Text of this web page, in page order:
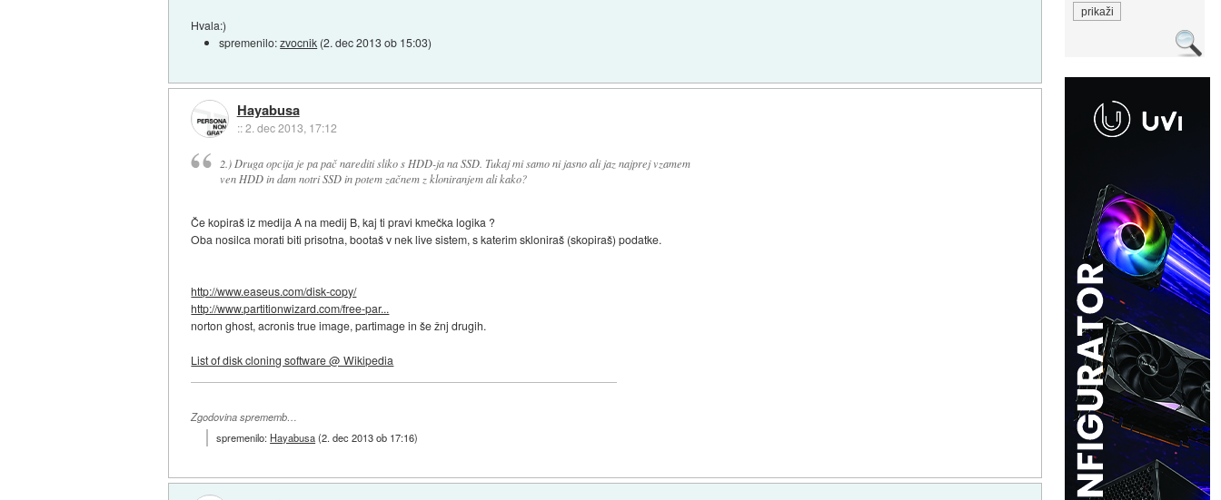
Hvala:)
spremenilo:zvocnik (2. dec 2013 ob 15:03)
Hayabusa
::2. dec 2013, 17:12
2.) Druga opcija je pa pač narediti sliko s HDD-ja na SSD. Tukaj mi samo ni jasno ali jaz najprej vzamem
ven HDD in dam notri SSD in potem začnem z kloniranjem ali kako?
Če kopiraš iz medija A na medij B, kaj ti pravi kmečka logika ?
Oba nosilca morati biti prisotna, bootaš v nek live sistem, s katerim skloniraš (skopiraš) podatke.
http://www.easeus.com/disk-copy/
http://www.partitionwizard.com/free-par...
norton ghost, acronis true image, partimage in še žnj drugih.
List of disk cloning software @ Wikipedia
Zgodovina sprememb…
spremenilo: Hayabusa(2. dec 2013 ob 17:16)